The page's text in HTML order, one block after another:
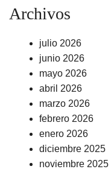
Archivos
julio 2026
junio 2026
mayo 2026
abril 2026
marzo 2026
febrero 2026
enero 2026
diciembre 2025
noviembre 2025